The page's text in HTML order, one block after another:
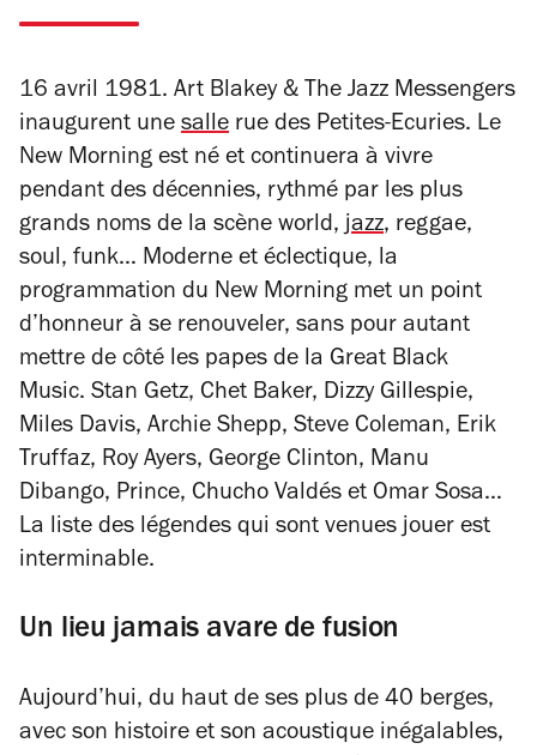
16 avril 1981. Art Blakey & The Jazz Messengers
inaugurent une salle rue des Petites-Ecuries. Le
New Morning est né et continuera à vivre
pendant des décennies, rythmé par les plus
grands noms de la scène world,jazz, reggae,
soul, funk… Moderne et éclectique, la
programmation du New Morning met un point
d’honneur à se renouveler, sans pour autant
mettre de côté les papes de la Great Black
Music. Stan Getz, Chet Baker, Dizzy Gillespie,
Miles Davis, Archie Shepp, Steve Coleman, Erik
Truffaz, Roy Ayers, George Clinton, Manu
Dibango, Prince, Chucho Valdés et Omar Sosa…
La liste des légendes qui sont venues jouer est
interminable.
Un lieu jamais avare de fusion
Aujourd’hui, du haut de ses plus de 40 berges,
avec son histoire et son acoustique inégalables,